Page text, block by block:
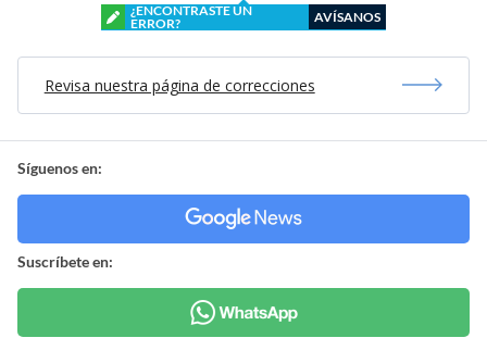
¿ENCONTRASTE UN
ERROR?
AVÍSANOS
Revisa nuestra página de correcciones
Síguenos en:
Suscríbete en: